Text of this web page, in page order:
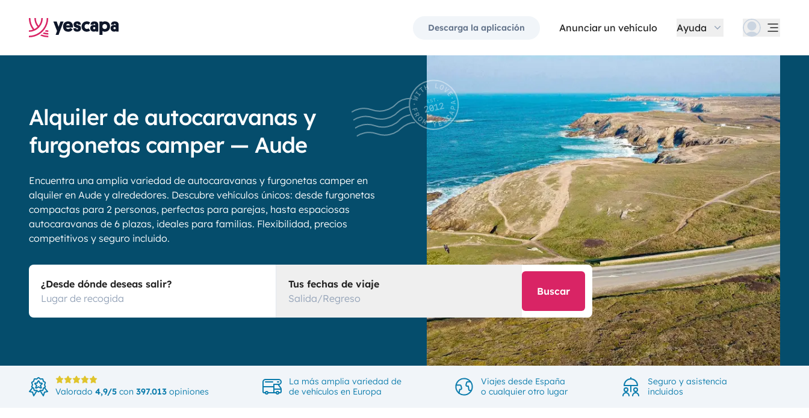
Descarga la aplicación Anunciar un vehículo Ayuda
Alquiler de autocaravanas y
furgonetas camper — Aude
Encuentra una amplia variedad de autocaravanas y furgonetas camper en
alquiler en Aude y alrededores. Descubre vehículos únicos: desde furgonetas
compactas para 2 personas, perfectas para parejas, hasta espaciosas
autocaravanas de 6 plazas, ideales para familias. Flexibilidad, precios
competitivos y seguro incluido.
¿Desde dónde deseas salir?
Tus fechas de viaje
Salida/Regreso
Buscar
Valorado 4,9/5 con 397.013 opiniones
La más amplia variedad de
de vehículos en Europa
Viajes desde España
o cualquier otro lugar
Seguro y asistencia
incluidos